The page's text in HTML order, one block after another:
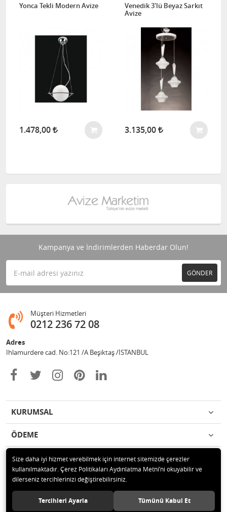
Yonca Tekli Modern Avize
1.478,00
Venedik 3'lü Beyaz Sarkıt
Avize
3.135,00
Kampanya ve İndirimlerden Haberdar Olun!
GÖNDER
Müşteri Hizmetleri
0212 236 72 08
Adres
Ihlamurdere cad. No:121 /A Beşiktaş /İSTANBUL
KURUMSAL
ÖDEME
İLETİŞİM
© 2020 Avize Marketim Tüm hakları saklıdır.
Size daha iyi hizmet verebilmek için internet sitemizde çerezler
kullanılmaktadır. Çerez Politikaları Aydınlatma Metni’ni okuyabilir ve
dilerseniz tercihlerinizi değiştirebilirsiniz.
Tercihleri Ayarla Tümünü Kabul Et